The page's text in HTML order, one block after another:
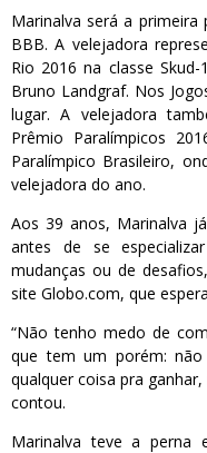
Marinalva será a
BBB. A velejadora
Rio 2016 na classe
Bruno Landgraf. Nos
lugar. A velejadora
Prêmio Paralímpicos
Paralímpico Brasileiro,
velejadora do ano.
Aos 39 anos, Marinalva
antes de se
mudanças ou de
site Globo.com, que
“Não tenho medo de
que tem um porém:
qualquer coisa pra
contou.
Marinalva teve a perna